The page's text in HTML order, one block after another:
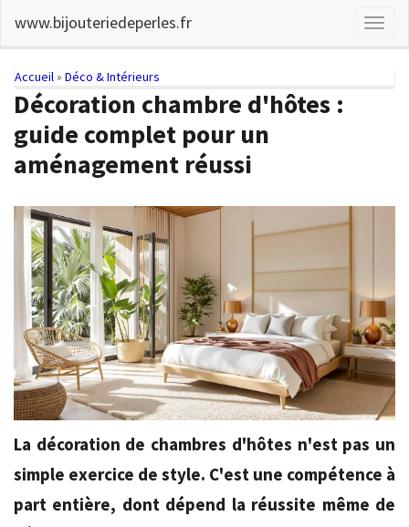
main
www.bijouteriedeperles.fr
You
are
here
Accueil» Déco & Intérieurs
Décoration chambre d'hôtes :
guide complet pour un
aménagement réussi
La décoration de chambres d'hôtes n'est pas un
simple exercice de style. C'est une compétence à
part entière, dont dépend la réussite même de